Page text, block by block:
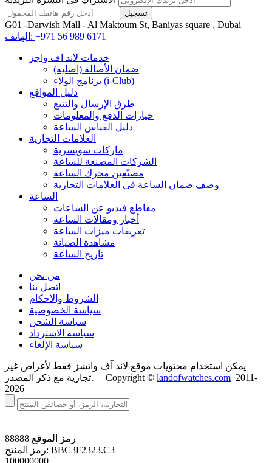
G01 -Darwish Mall - Al Maktoum St, Baniyas square , Dubai
الهاتف: +971 56 989 6171
خدمات لاند اف واچز
ضمان الأصالة (اصلیه)
برنامج الولاء (i-Club)
دليل المواقع
طرق الإرسال والتتبع
خيارات الدفع والمعلومات
دليل القياس الساعة
العلامات التجارية
ماركات سويسرية
الشركات المصنعة للساعة
مصنّعين محرك الساعة
وصف ضمان الساعة فی العلامات التجارية
الساعة
مقاطع فيديو عن الساعات
أخبار ومقالات الساعة
تعريفات ميزات الساعة
مشاهدة الصيانة
تاريخ الساعة
من نحن
اتصل بنا
الشروط والأحكام
سياسة الخصوصية
سياسة الشحن
سياسة الاسترداد
سياسة الإلغاء
يمكن استخدام محتويات موقع لاند آف واتشز فقط لأغراض غير
تجارية مع ذكر المصدر. Copyright © landofwatches.com 2011-
2026
رمز الموقع 88888
رمز المنتج: BBC3F2323.C3
100000000